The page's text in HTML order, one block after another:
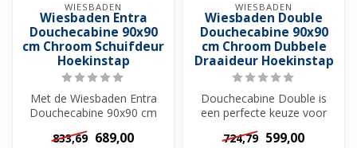
WIESBADEN
Wiesbaden Entra
Douchecabine 90x90
cm Chroom Schuifdeur
Hoekinstap
Met de Wiesbaden Entra
Douchecabine 90x90 cm
Chroom Schuifdeur
Hoekinstap haal j...
833,69 689,00
WIESBADEN
Wiesbaden Double
Douchecabine 90x90
cm Chroom Dubbele
Draaideur Hoekinstap
Douchecabine Double is
een perfecte keuze voor
wie op zoek is naar een
ruime, st...
724,79 599,00